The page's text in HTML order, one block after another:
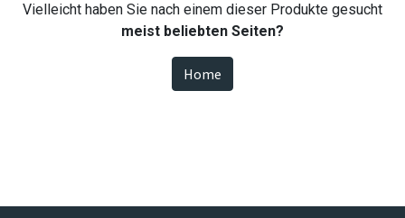
Vielleicht haben Sie nach einem dieser Produkte gesucht
meist beliebten Seiten?
Home